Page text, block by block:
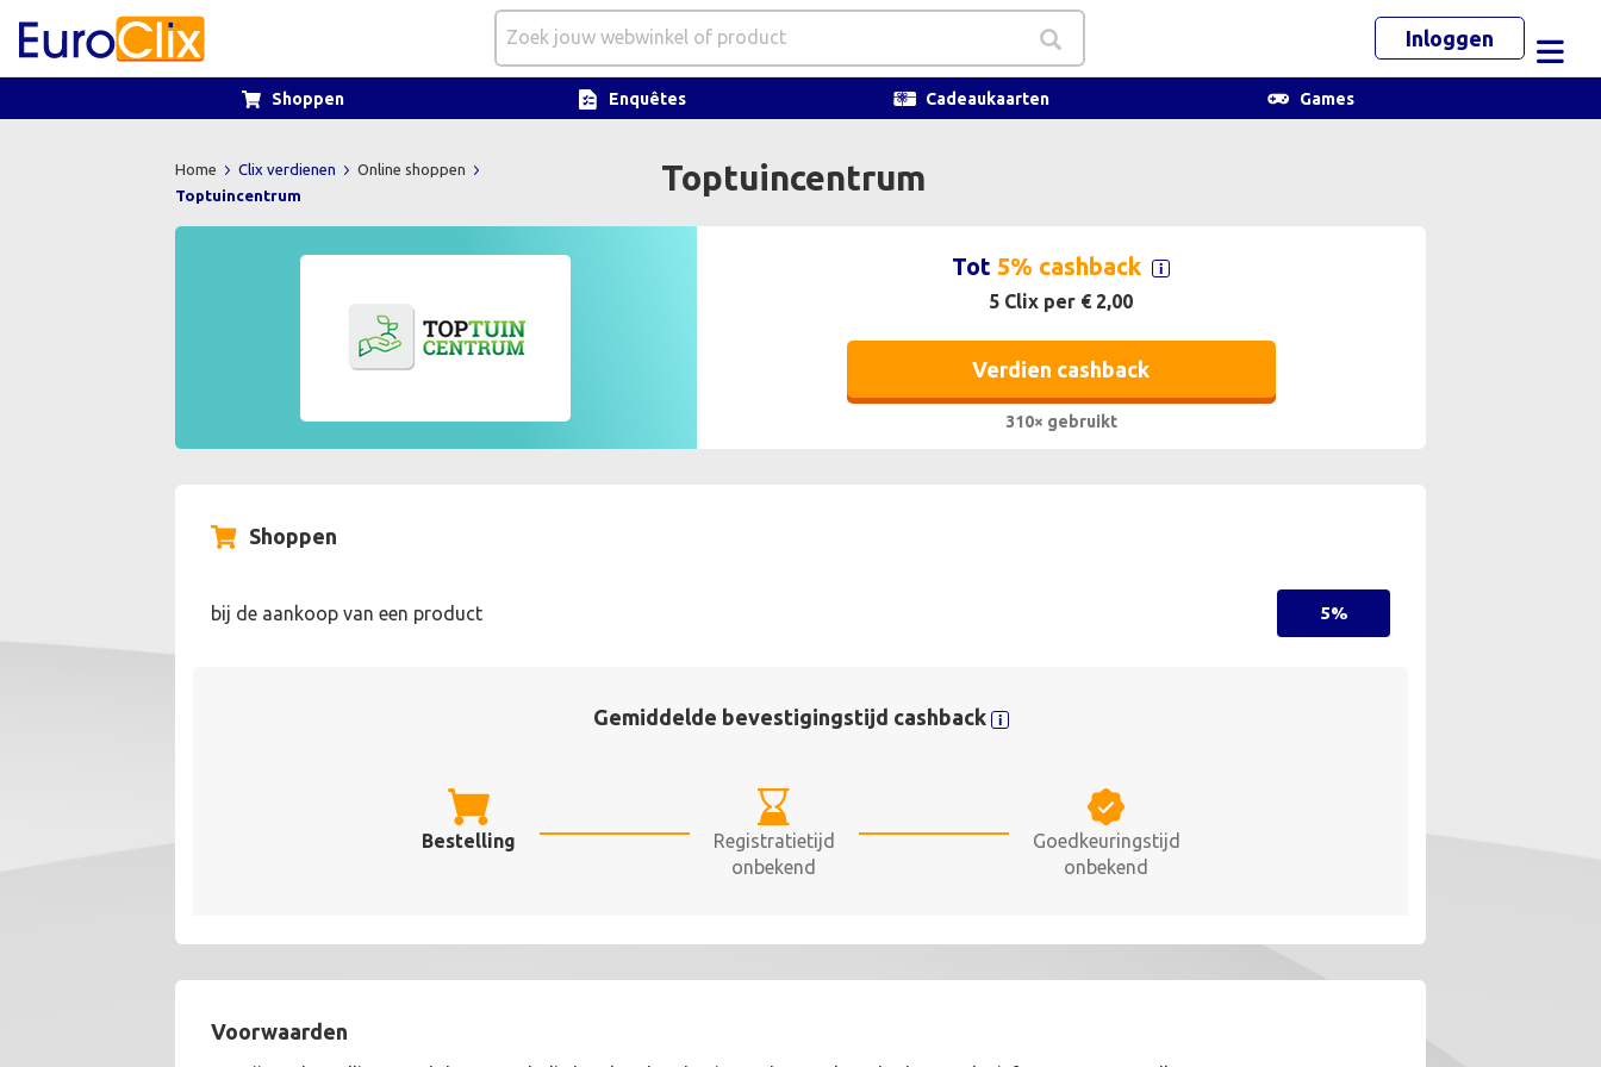
Inloggen
Shoppen Enquêtes Cadeaukaarten Games
Home Clix verdienen
Online shoppen
Toptuincentrum
Toptuincentrum
Tot 5% cashback
5 Clix per € 2,00
Verdien cashback
310× gebruikt
Shoppen
bij de aankoop van een product 5%
Gemiddelde bevestigingstijd cashback
Bestelling
Registratietijd
onbekend
Goedkeuringstijd
onbekend
Voorwaarden